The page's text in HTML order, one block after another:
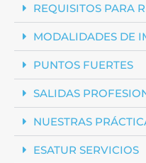
REQUISITOS PARA
MODALIDADES DE
PUNTOS FUERTES
SALIDAS
NUESTRAS
ESATUR SERVICIOS